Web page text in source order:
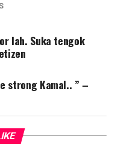
lah. Suka tengok
strong Kamal.. ” –